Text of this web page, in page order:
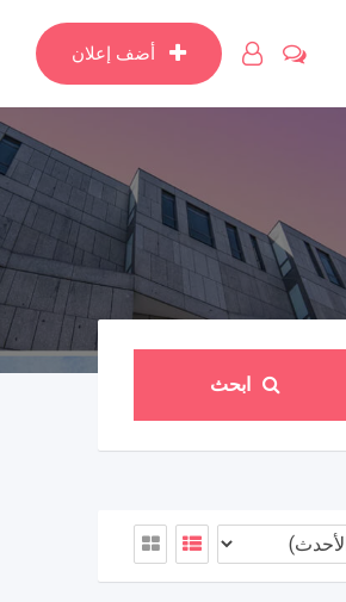
أضف إعلان
ابحث